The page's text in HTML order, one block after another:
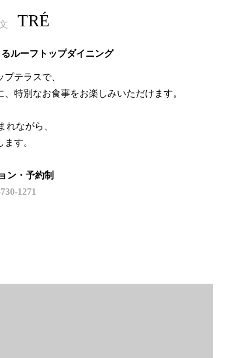
TRÉ
ルーフトップダイニング
テラスで、
特別なお食事をお楽しみいただけます。
れながら、
す。
ン・予約制
1271